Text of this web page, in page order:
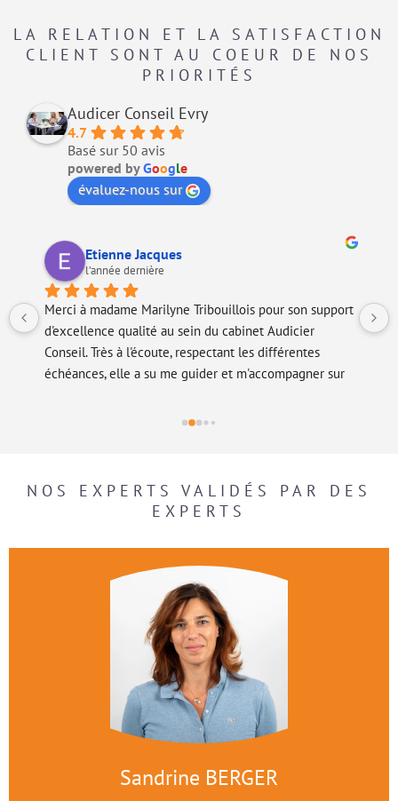
LA RELATION ET LA SATISFACTION
CLIENT SONT AU COEUR DE NOS
PRIORITÉS
Audicer Conseil Evry
4.7
Basé sur 50 avis
powered byGoogle
évaluez-nous sur
pour son support
cabinet Audicier
les différentes
et m'accompagner sur
Notre entreprise travaille
avec le cabinet Audicer
travailler sur la clôture annuelle et
se montrent très agréables et très
bien organisée et se fait toujours de
NOS EXPERTS VALIDÉS PAR DES
EXPERTS
Sandrine BERGER